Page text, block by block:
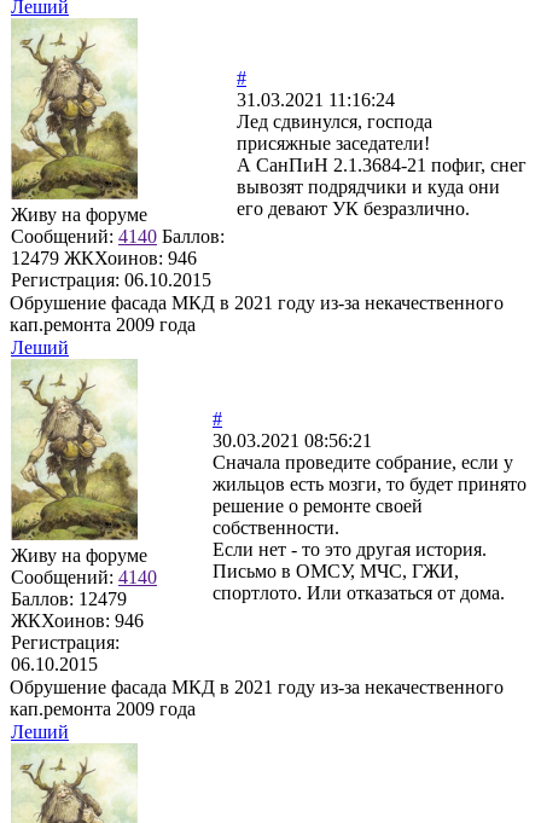
Леший
Живу на форуме
Сообщений: 4140 Баллов:
12479 ЖКХоинов: 946
Регистрация: 06.10.2015
#
31.03.2021 11:16:24
Лед сдвинулся, господа
присяжные заседатели!
А СанПиН 2.1.3684-21 пофиг, снег
вывозят подрядчики и куда они
его девают УК безразлично.
Обрушение фасада МКД в 2021 году из-за некачественного
кап.ремонта 2009 года
Леший
Живу на форуме
Сообщений: 4140
Баллов: 12479
ЖКХоинов: 946
Регистрация:
06.10.2015
#
30.03.2021 08:56:21
Сначала проведите собрание, если у
жильцов есть мозги, то будет принято
решение о ремонте своей
собственности.
Если нет - то это другая история.
Письмо в ОМСУ, МЧС, ГЖИ,
спортлото. Или отказаться от дома.
Обрушение фасада МКД в 2021 году из-за некачественного
кап.ремонта 2009 года
Леший